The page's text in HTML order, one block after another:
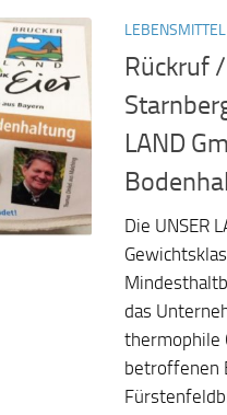
LEBENSMITTEL
Rückruf
LAND
Die UNSER
das
thermophile
betroffenen